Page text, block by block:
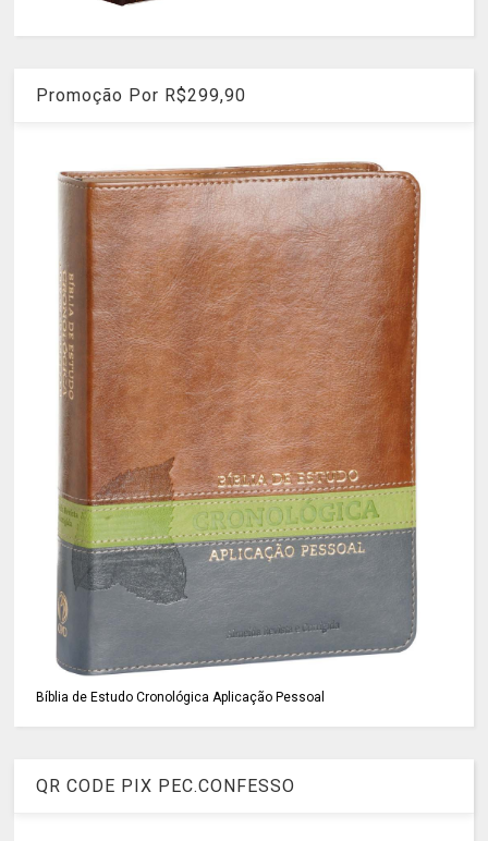
Promoção Por R$299,90
Bíblia de Estudo Cronológica Aplicação Pessoal
QR CODE PIX PEC.CONFESSO